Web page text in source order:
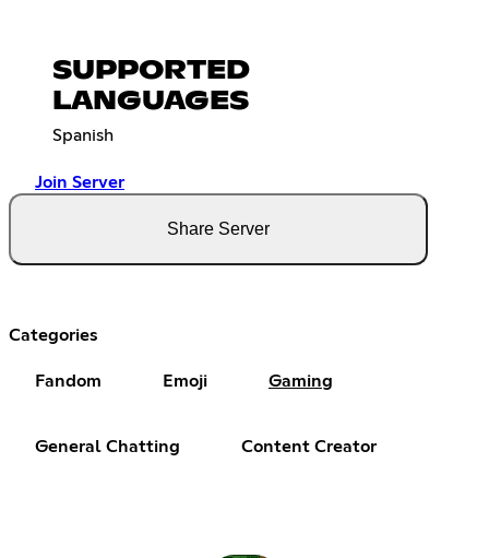
SUPPORTED
LANGUAGES
Spanish
Join Server
Share Server
Categories
Fandom Emoji Gaming
General Chatting Content Creator